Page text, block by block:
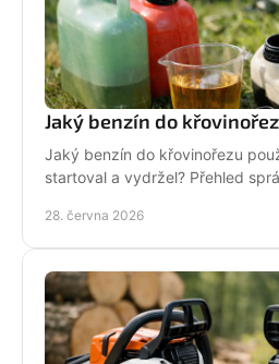
Jaký benzín do
Jaký benzín do křovinořezu
startoval a vydržel? Přehled
28. června 2026